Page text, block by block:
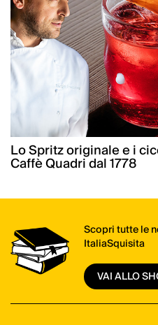
Lo Spritz originale e i
Caffè Quadri dal 1778
Scopri tutte le
ItaliaSquisita
VAI ALLO